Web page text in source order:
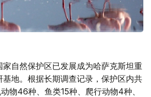
自然保护区已发展成为哈萨克斯坦重
地。根据长期调查记录，保护区内共
物46种、鱼类15种、爬行动物4种、